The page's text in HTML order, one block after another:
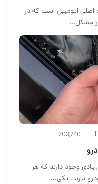
اتومبیل است که در
مشکل…
وجود دارند که هر
دارند. یکی…